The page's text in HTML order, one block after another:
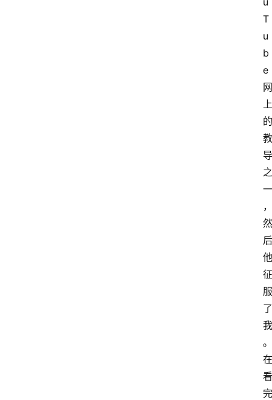
T
u
b
e
网
上
的
教
导
之
一
，
然
后
他
征
服
了
我
。
在
看
完